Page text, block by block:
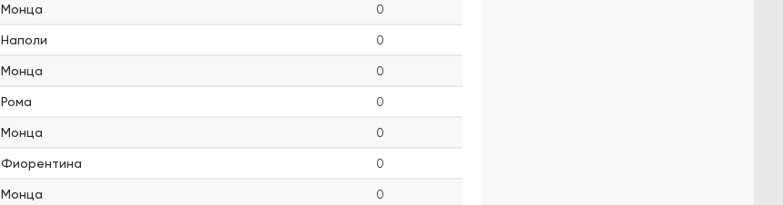
Монца 0
Наполи 0
Монца 0
Рома 0
Монца 0
Фиорентина 0
Монца 0